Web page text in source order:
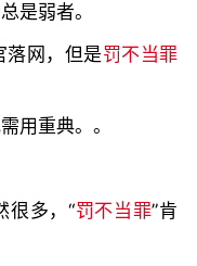
是弱者。
落网，但是罚不当罪
用重典。。
很多，“罚不当罪”肯